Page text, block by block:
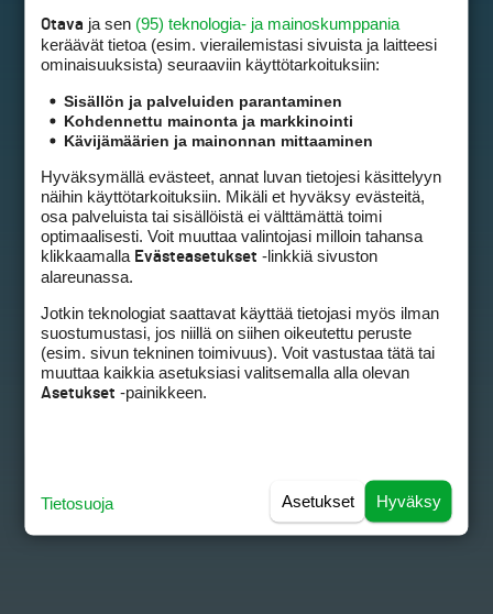
Otava ja sen (95) teknologia- ja mainoskumppania
keräävät tietoa (esim. vierailemis­tasi sivuista ja laitteesi
ominaisuuk­sista) seuraaviin käyttötarkoituksiin:
Sisällön ja palveluiden parantaminen
Kohdennettu mainonta ja markkinointi
Kävijämäärien ja mainonnan mittaaminen
Hyväksymällä evästeet, annat luvan tietojesi käsittelyyn
näihin käyttötarkoituksiin. Mikäli et hyväksy evästeitä,
osa palveluista tai sisällöistä ei välttämättä toimi
optimaalisesti. Voit muuttaa valintojasi milloin tahansa
klikkaamalla Evästeasetukset -linkkiä sivuston
alareunassa.
Jotkin teknologiat saattavat käyttää tietojasi myös ilman
suostumustasi, jos niillä on siihen oikeutettu peruste
(esim. sivun tekninen toimivuus). Voit vastustaa tätä tai
muuttaa kaikkia asetuksiasi valitsemalla alla olevan
Asetukset -painikkeen.
Hyväksy
Asetukset
Tietosuoja